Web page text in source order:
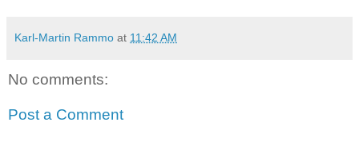
Karl-Martin Rammo at 11:42 AM
No comments:
Post a Comment